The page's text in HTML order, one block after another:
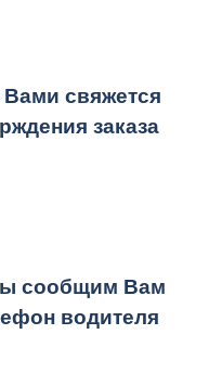
свяжется
заказа
сообщим Вам
водителя